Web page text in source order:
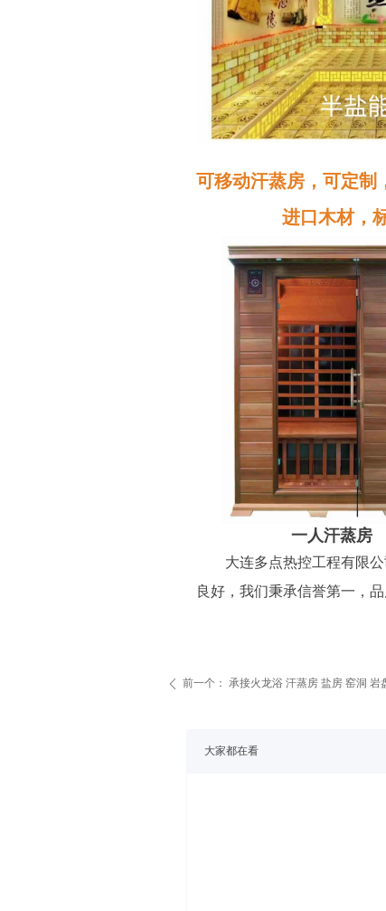
大家都在看
ꄴ 前一个： 承接火龙浴 汗蒸房 盐房 窑洞
可移动汗蒸房，可定制
进口木材，标配音
一人
大连多点热控工程有限公
良好，我们秉承信誉第一，